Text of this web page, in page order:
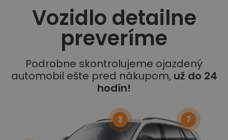
Vozidlo detailne
preveríme
Podrobne skontrolujeme ojazdený
automobil ešte pred nákupom, už do 24
hodín!
3 7